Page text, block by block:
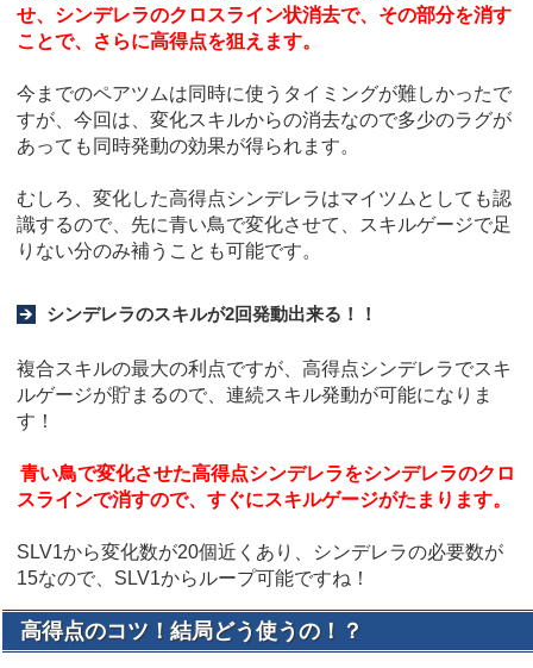
せ、シンデレラのクロスライン状消去で、その部分を消す
ことで、さらに高得点を狙えます。
今までのペアツムは同時に使うタイミングが難しかったで
すが、今回は、変化スキルからの消去なので多少のラグが
あっても同時発動の効果が得られます。
むしろ、変化した高得点シンデレラはマイツムとしても認
識するので、先に青い鳥で変化させて、スキルゲージで足
りない分のみ補うことも可能です。
シンデレラのスキルが2回発動出来る！！
複合スキルの最大の利点ですが、高得点シンデレラでスキ
ルゲージが貯まるので、連続スキル発動が可能になりま
す！
青い鳥で変化させた高得点シンデレラをシンデレラのクロ
スラインで消すので、すぐにスキルゲージがたまります。
SLV1から変化数が20個近くあり、シンデレラの必要数が
15なので、SLV1からループ可能ですね！
高得点のコツ！結局どう使うの！？